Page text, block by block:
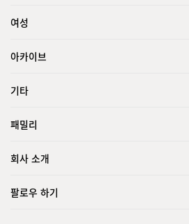
여성
아카이브
기타
패밀리
회사 소개
팔로우 하기